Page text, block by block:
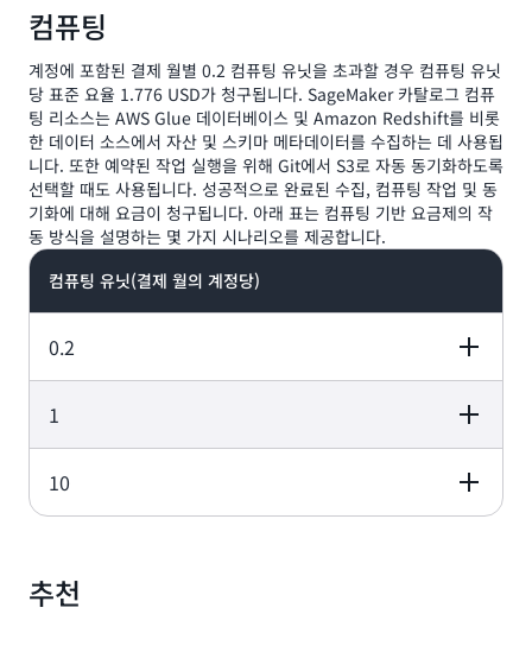
니다.
청이 포함됩니다.
다양한 엔티티를 검색하기 위한 API
가 포함됩니다.
여기에는 Amazon DataZone에서
이벤트 및 알림을 가져오기 위한 API
가 포함됩니다.
ListNotifications
컴퓨팅
계정에 포함된 결제 월별 0.2 컴퓨팅 유닛을 초과할 경우 컴퓨팅 유닛
당 표준 요율 1.776 USD가 청구됩니다. SageMaker 카탈로그 컴퓨
팅 리소스는 AWS Glue 데이터베이스 및 Amazon Redshift를 비롯
한 데이터 소스에서 자산 및 스키마 메타데이터를 수집하는 데 사용됩
니다. 또한 예약된 작업 실행을 위해 Git에서 S3로 자동 동기화하도록
선택할 때도 사용됩니다. 성공적으로 완료된 수집, 컴퓨팅 작업 및 동
기화에 대해 요금이 청구됩니다. 아래 표는 컴퓨팅 기반 요금제의 작
동 방식을 설명하는 몇 가지 시나리오를 제공합니다.
컴퓨팅 유닛(결제 월의 계정당)
0.2
발생 요금(결제 월)
0 USD
료 사용 후 컴퓨팅
결제 월별 0.2 컴
1
발생 요금(결제 월)
1.42 USD
10
추천